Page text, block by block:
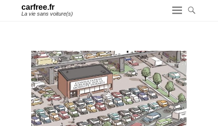
carfree.fr
La vie sans voiture(s)